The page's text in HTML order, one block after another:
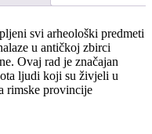
svi arheološki predmeti
u antičkoj zbirci
Ovaj rad je značajan
ljudi koji su živjeli u
rimske provincije